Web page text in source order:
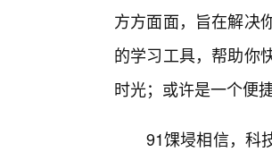
方方面面，旨在解决
的学习工具，帮助你
时光；或许是一个便
91馃埐相信，科